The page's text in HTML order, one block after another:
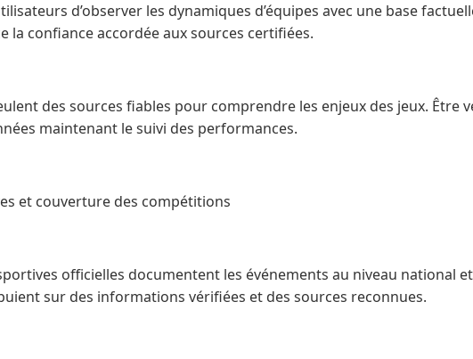
d’observer les dynamiques d’équipes avec une base
la confiance accordée aux sources certifiées.
des sources fiables pour comprendre les enjeux des jeux. Être
maintenant le suivi des performances.
et couverture des compétitions
officielles documentent les événements au niveau national
sur des informations vérifiées et des sources reconnues.